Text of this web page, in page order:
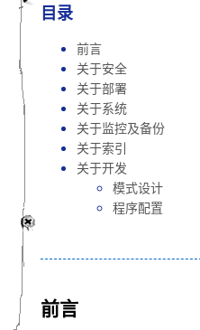
目录
前言
关于安全
关于部署
关于系统
关于监控及备份
关于索引
关于开发
模式设计
程序配置
前言